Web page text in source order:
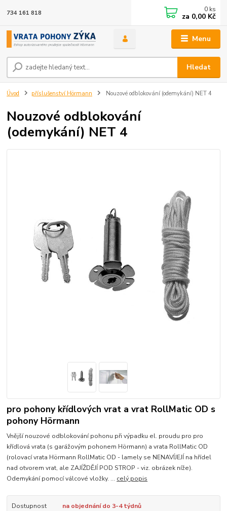
Menu
Hledat
734 161 818 0 ks
za 0,00 Kč
Úvod příslušenství Hörmann Nouzové odblokování (odemykání) NET 4
Nouzové odblokování
(odemykání) NET 4
pro pohony křídlových vrat a vrat RollMatic OD s
pohony Hörmann
Vnější nouzové odblokování pohonu při výpadku el. proudu pro pro
křídlová vrata (s garážovým pohonem Hörmann) a vrata RollMatic OD
(rolovací vrata Hörmann RollMatic OD - lamely se NENAVÍJEJÍ na hřídel
nad otvorem vrat, ale ZAJÍŽDĚJÍ POD STROP - viz. obrázek níže).
Odemykání pomocí válcové vložky. ... celý popis
Dostupnost
na objednání do 3-4 týdnů